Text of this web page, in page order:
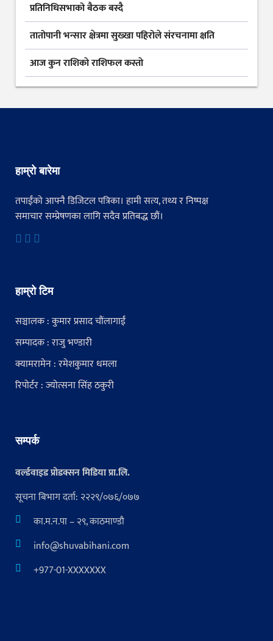
प्रतिनिधिसभाको बैठक बस्दै
तातोपानी भन्सार क्षेत्रमा सुख्खा पहिरोले संरचनामा क्षति
आज कुन राशिकाे राशिफल कस्ताे
हाम्रो बारेमा
तपाईंको आफ्नै डिजिटल पत्रिका। हामी सत्य, तथ्य र निष्पक्ष
समाचार सम्प्रेषणका लागि सदैव प्रतिबद्ध छौं।
हाम्रो टिम
सञ्चालक : कुमार प्रसाद चौंलागाईं
सम्पादक : राजु भण्डारी
क्यामरामेन : रमेशकुमार धमला
रिपोर्टर : ज्योत्सना सिंह ठकुरी
सम्पर्क
वर्ल्डवाइड प्रोडक्सन मिडिया प्रा.लि.
सूचना बिभाग दर्ता: २२२९/०७६/०७७
का.म.न.पा – २९, काठमाण्डौ
info@shuvabihani.com
+977-01-XXXXXXX